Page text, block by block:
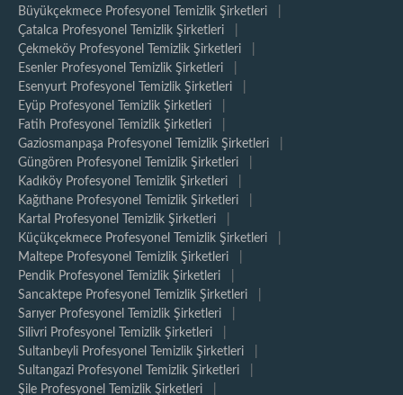
Büyükçekmece Profesyonel Temizlik Şirketleri
Çatalca Profesyonel Temizlik Şirketleri
Çekmeköy Profesyonel Temizlik Şirketleri
Esenler Profesyonel Temizlik Şirketleri
Esenyurt Profesyonel Temizlik Şirketleri
Eyüp Profesyonel Temizlik Şirketleri
Fatih Profesyonel Temizlik Şirketleri
Gaziosmanpaşa Profesyonel Temizlik Şirketleri
Güngören Profesyonel Temizlik Şirketleri
Kadıköy Profesyonel Temizlik Şirketleri
Kağıthane Profesyonel Temizlik Şirketleri
Kartal Profesyonel Temizlik Şirketleri
Küçükçekmece Profesyonel Temizlik Şirketleri
Maltepe Profesyonel Temizlik Şirketleri
Pendik Profesyonel Temizlik Şirketleri
Sancaktepe Profesyonel Temizlik Şirketleri
Sarıyer Profesyonel Temizlik Şirketleri
Silivri Profesyonel Temizlik Şirketleri
Sultanbeyli Profesyonel Temizlik Şirketleri
Sultangazi Profesyonel Temizlik Şirketleri
Şile Profesyonel Temizlik Şirketleri